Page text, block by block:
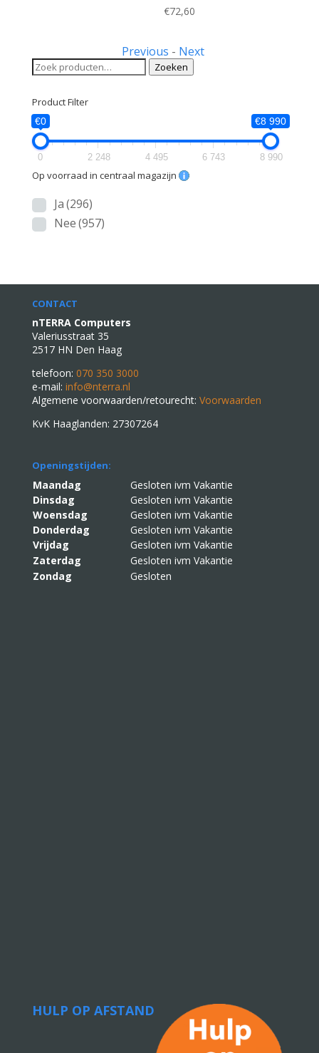
€72,60
Previous - Next
Zoeken
naar:
Zoeken
Product Filter
€0 €8 990
0 2 248 4 495 6 743 8 990
Op voorraad in centraal magazijn
Ja(296)
Nee(957)
CONTACT
nTERRA Computers
Valeriusstraat 35
2517 HN Den Haag
telefoon: 070 350 3000
e-mail: info@nterra.nl
Algemene voorwaarden/retourecht: Voorwaarden
KvK Haaglanden: 27307264
Openingstijden:
Maandag
Gesloten ivm Vakantie
Dinsdag
Gesloten ivm Vakantie
Woensdag
Gesloten ivm Vakantie
Donderdag
Gesloten ivm Vakantie
Vrijdag
Gesloten ivm Vakantie
Zaterdag
Gesloten ivm Vakantie
Zondag
Gesloten
HULP OP AFSTAND